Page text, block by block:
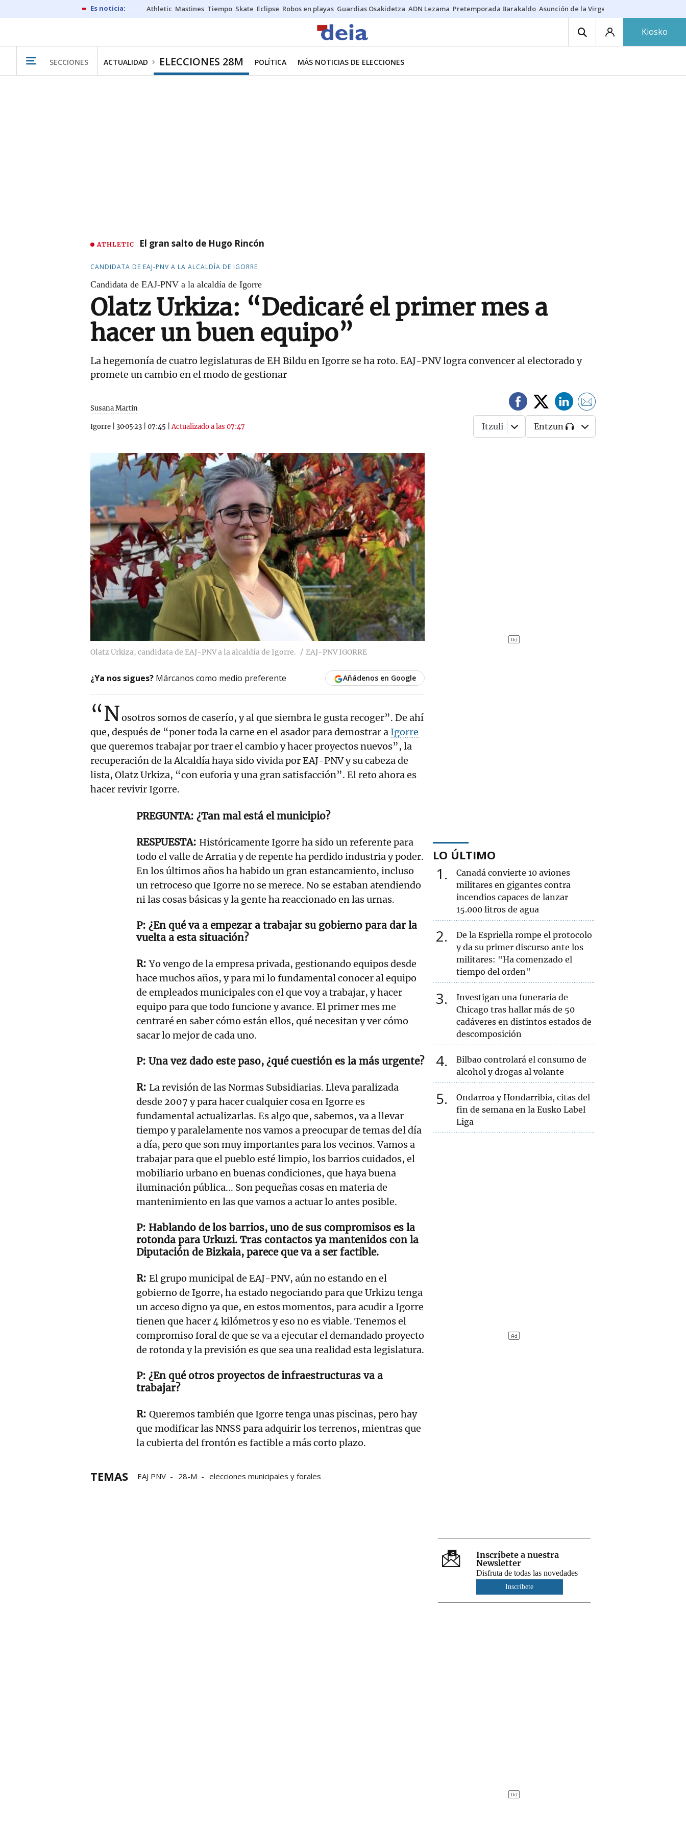
Athletic Mastines Tiempo Skate Eclipse Robos en playas Guardias Osakidetza ADN Lezama Pretemporada Barakaldo Asunción de la Virgen
Kiosko
SECCIONES ACTUALIDAD ELECCIONES 28M POLÍTICA MÁS NOTICIAS DE ELECCIONES
ATHLETIC El gran salto de Hugo Rincón
CANDIDATA DE EAJ-PNV A LA ALCALDÍA DE IGORRE
Candidata de EAJ-PNV a la alcaldía de Igorre
Olatz Urkiza: “Dedicaré el primer mes a
hacer un buen equipo”
La hegemonía de cuatro legislaturas de EH Bildu en Igorre se ha roto. EAJ-PNV logra convencer al electorado y
promete un cambio en el modo de gestionar
Susana Martín
Igorre 30·05·23 07:45 |Actualizado a las 07:47 Itzuli Entzun
Olatz Urkiza, candidata de EAJ-PNV a la alcaldía de Igorre. EAJ-PNV IGORRE
¿Ya nos sigues? Márcanos como medio preferente Añádenos en Google
“Nosotros somos de caserío, y al que siembra le gusta recoger”. De ahí
que, después de “poner toda la carne en el asador para demostrar a Igorre
que queremos trabajar por traer el cambio y hacer proyectos nuevos”, la
recuperación de la Alcaldía haya sido vivida por EAJ-PNV y su cabeza de
lista, Olatz Urkiza, “con euforia y una gran satisfacción”. El reto ahora es
hacer revivir Igorre.
¿Tan mal está el municipio?
Históricamente Igorre ha sido un referente para
todo el valle de Arratia y de repente ha perdido industria y poder.
En los últimos años ha habido un gran estancamiento, incluso
un retroceso que Igorre no se merece. No se estaban atendiendo
ni las cosas básicas y la gente ha reaccionado en las urnas.
¿En qué va a empezar a trabajar su gobierno para dar la
vuelta a esta situación?
Yo vengo de la empresa privada, gestionando equipos desde
hace muchos años, y para mi lo fundamental conocer al equipo
de empleados municipales con el que voy a trabajar, y hacer
equipo para que todo funcione y avance. El primer mes me
centraré en saber cómo están ellos, qué necesitan y ver cómo
sacar lo mejor de cada uno.
Una vez dado este paso, ¿qué cuestión es la más urgente?
La revisión de las Normas Subsidiarias. Lleva paralizada
desde 2007 y para hacer cualquier cosa en Igorre es
fundamental actualizarlas. Es algo que, sabemos, va a llevar
tiempo y paralelamente nos vamos a preocupar de temas del día
a día, pero que son muy importantes para los vecinos. Vamos a
trabajar para que el pueblo esté limpio, los barrios cuidados, el
mobiliario urbano en buenas condiciones, que haya buena
iluminación pública... Son pequeñas cosas en materia de
mantenimiento en las que vamos a actuar lo antes posible.
Hablando de los barrios, uno de sus compromisos es la
rotonda para Urkuzi. Tras contactos ya mantenidos con la
Diputación de Bizkaia, parece que va a ser factible.
El grupo municipal de EAJ-PNV, aún no estando en el
gobierno de Igorre, ha estado negociando para que Urkizu tenga
un acceso digno ya que, en estos momentos, para acudir a Igorre
tienen que hacer 4 kilómetros y eso no es viable. Tenemos el
compromiso foral de que se va a ejecutar el demandado proyecto
de rotonda y la previsión es que sea una realidad esta legislatura.
¿En qué otros proyectos de infraestructuras va a
trabajar?
Queremos también que Igorre tenga unas piscinas, pero hay
que modificar las NNSS para adquirir los terrenos, mientras que
la cubierta del frontón es factible a más corto plazo.
TEMAS EAJ PNV 28-M elecciones municipales y forales
LO ÚLTIMO
1
Canadá convierte 10 aviones
militares en gigantes contra
incendios capaces de lanzar
15.000 litros de agua
2
De la Espriella rompe el protocolo
y da su primer discurso ante los
militares: "Ha comenzado el
tiempo del orden"
3
Investigan una funeraria de
Chicago tras hallar más de 50
cadáveres en distintos estados de
descomposición
4
Bilbao controlará el consumo de
alcohol y drogas al volante
5
Ondarroa y Hondarribia, citas del
fin de semana en la Eusko Label
Liga
Inscríbete a nuestra
Newsletter
Disfruta de todas las novedades
Inscríbete